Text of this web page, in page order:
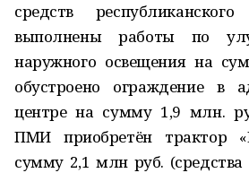
средств
выполнены работы по
наружного освещения на
обустроено ограждение в
центре на сумму 1,9 млн.
ПМИ приобретён трактор
сумму 2,1 млн руб. (средства